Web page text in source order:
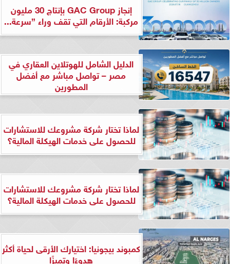
إنجاز GAC Group بإنتاج 30 مليون
مركبة: الأرقام التي تقف وراء ”سرعة...
الدليل الشامل للهوتلاين العقاري في
مصر – تواصل مباشر مع أفضل
المطورين
لماذا تختار شركة مشروعك للاستشارات
للحصول على خدمات الهيكلة المالية؟
لماذا تختار شركة مشروعك للاستشارات
للحصول على خدمات الهيكلة المالية؟
كمبوند بيجونيا: اختيارك الأرقى لحياة أكثر
هدوءًا وتميزًا